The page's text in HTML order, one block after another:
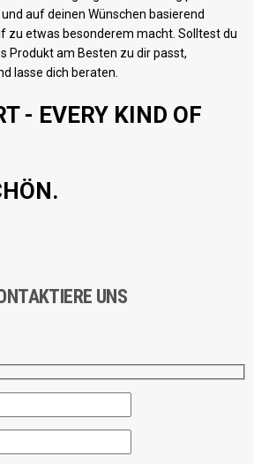
auf deinen Wünschen basierend
zu etwas besonderem macht. Solltest du
Produkt am Besten zu dir passt,
lasse dich beraten.
- EVERY KIND OF
UNS